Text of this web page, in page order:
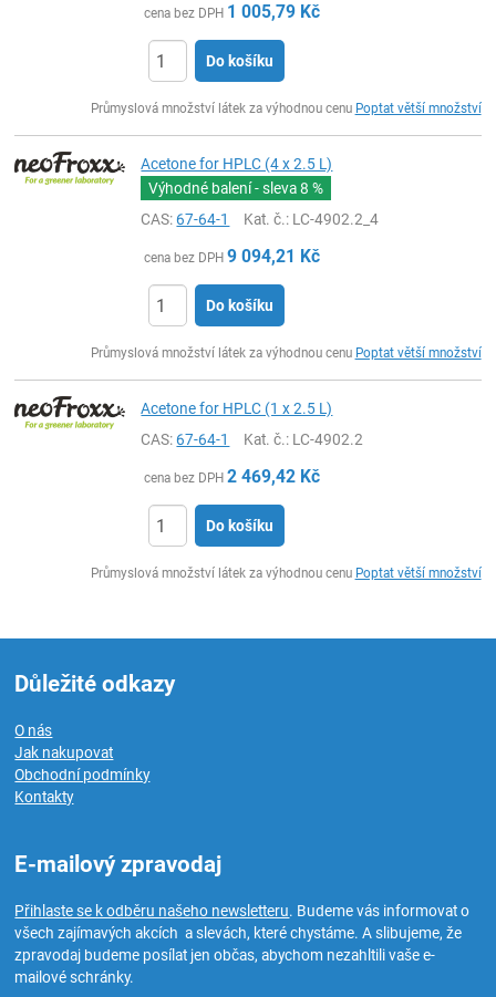
cena bez DPH 1 005,79 Kč
Do košíku
Průmyslová množství látek za výhodnou cenu Poptat větší množství
Acetone for HPLC (4 x 2.5 L)
Výhodné balení - sleva8 %
CAS:67-64-1 Kat. č.: LC-4902.2_4
cena bez DPH 9 094,21 Kč
Do košíku
Průmyslová množství látek za výhodnou cenu Poptat větší množství
Acetone for HPLC (1 x 2.5 L)
CAS:67-64-1 Kat. č.: LC-4902.2
cena bez DPH 2 469,42 Kč
Do košíku
Průmyslová množství látek za výhodnou cenu Poptat větší množství
Důležité odkazy
O nás
Jak nakupovat
Obchodní podmínky
Kontakty
E-mailový zpravodaj
Přihlaste se k odběru našeho newsletteru. Budeme vás informovat o
všech zajímavých akcích a slevách, které chystáme. A slibujeme, že
zpravodaj budeme posílat jen občas, abychom nezahltili vaše e-
mailové schránky.